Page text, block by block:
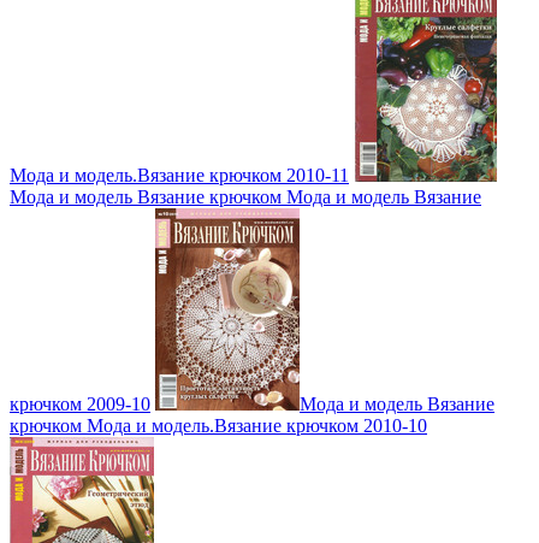
Мода и модель.Вязание крючком 2010-11
Мода и модель Вязание крючком Мода и модель Вязание
крючком 2009-10
Мода и модель Вязание
крючком Мода и модель.Вязание крючком 2010-10